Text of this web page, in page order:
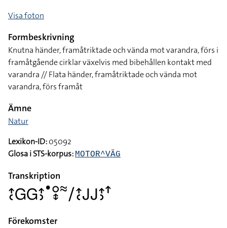
Visa foton
Formbeskrivning
Knutna händer, framåtriktade och vända mot varandra, förs i
framåtgående cirklar växelvis med bibehållen kontakt med
varandra // Flata händer, framåtriktade och vända mot
varandra, förs framåt
Ämne
Natur
Lexikon-ID:05092
Glosa i STS-korpus: MOTOR^VÄG
Transkription
􌤴􌥗􌤦􌤦􌤴􌤶􌤟􌥰􌦋􌦇􌥠􌤴􌥗􌤢􌤢􌤴􌤶􌦃
Förekomster